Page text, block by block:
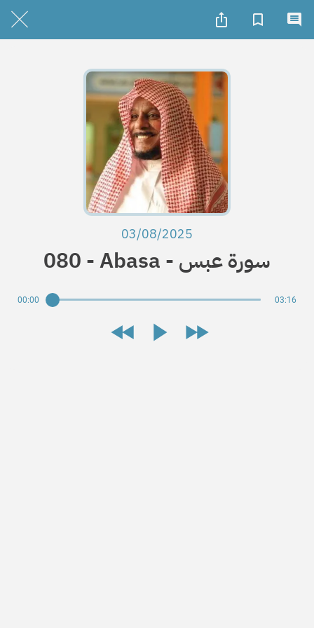
03/08/2025
080 - Abasa - سورة عبس
00:00 03:16